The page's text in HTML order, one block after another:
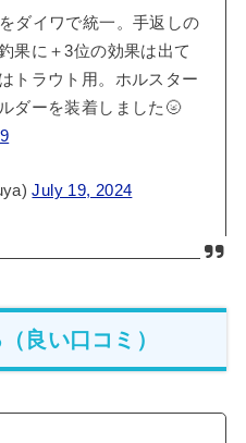
ダイワで統一。手返しの
果に＋3位の効果は出て
トラウト用。ホルスター
ダーを装着しました🌝
July 19, 2024
良い口コミ）